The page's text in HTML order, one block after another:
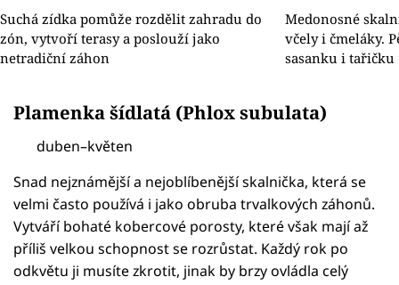
Suchá zídka pomůže rozdělit zahradu do
zón, vytvoří terasy a poslouží jako
netradiční záhon
Medonosné
včely i čmeláky.
sasanku i tařičku
Plamenka šídlatá (Phlox subulata)
duben–květen
Snad nejznámější a nejoblíbenější skalnička, která se
velmi často používá i jako obruba trvalkových záhonů.
Vytváří bohaté kobercové porosty, které však mají až
příliš velkou schopnost se rozrůstat. Každý rok po
odkvětu ji musíte zkrotit, jinak by brzy ovládla celý